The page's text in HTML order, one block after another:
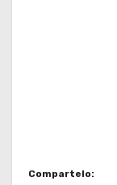
Compartelo: